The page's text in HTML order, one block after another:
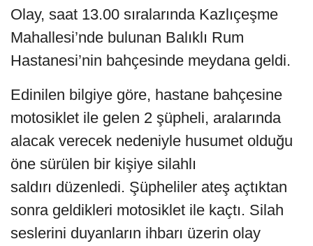
Olay, saat 13.00 sıralarında Kazlıçeşme
Mahallesi’nde bulunan Balıklı Rum
Hastanesi’nin bahçesinde meydana geldi.
Edinilen bilgiye göre, hastane bahçesine
motosiklet ile gelen 2 şüpheli, aralarında
alacak verecek nedeniyle husumet olduğu
öne sürülen bir kişiye silahlı
saldırı düzenledi. Şüpheliler ateş açtıktan
sonra geldikleri motosiklet ile kaçtı. Silah
seslerini duyanların ihbarı üzerin olay